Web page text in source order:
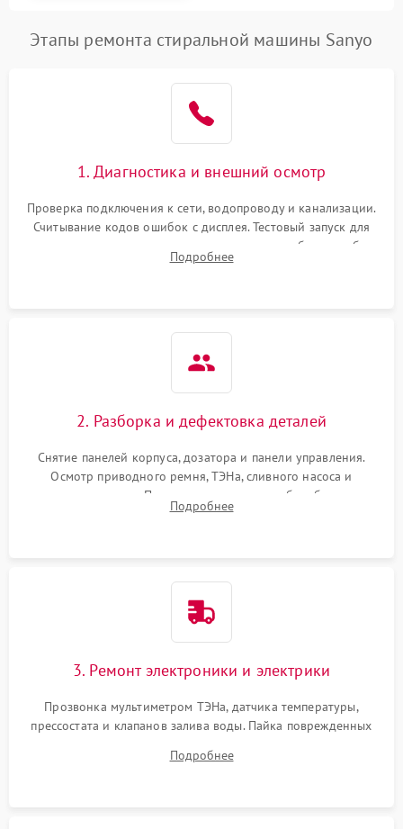
Этапы ремонта стиральной машины Sanyo
1. Диагностика и внешний осмотр
Проверка подключения к сети, водопроводу и канализации.
Считывание кодов ошибок с дисплея. Тестовый запуск для
выявления посторонних шумов, протечек или сбоев в работе
электронного модуля управления.
Подробнее
2. Разборка и дефектовка деталей
Снятие панелей корпуса, дозатора и панели управления.
Осмотр приводного ремня, ТЭНа, сливного насоса и
амортизаторов. Проверка подшипников барабана и
крестовины на износ, а манжеты люка на разрывы.
Подробнее
3. Ремонт электроники и электрики
Прозвонка мультиметром ТЭНа, датчика температуры,
прессостата и клапанов залива воды. Пайка поврежденных
Восстановление целостности проводки и контактов.
Подробнее